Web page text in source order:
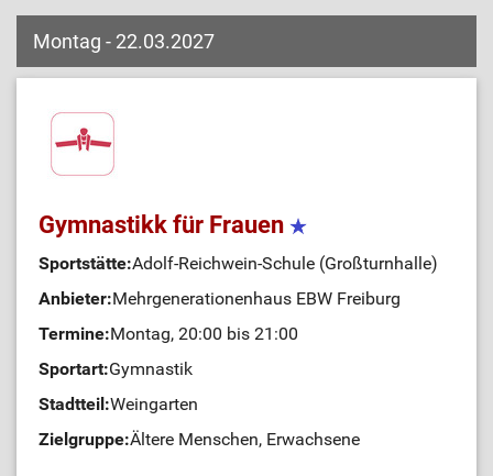
Montag - 22.03.2027
Gymnastikk für Frauen
Sportstätte:Adolf-Reichwein-Schule (Großturnhalle)
Anbieter:Mehrgenerationenhaus EBW Freiburg
Termine:Montag, 20:00 bis 21:00
Sportart:Gymnastik
Stadtteil:Weingarten
Zielgruppe:Ältere Menschen, Erwachsene